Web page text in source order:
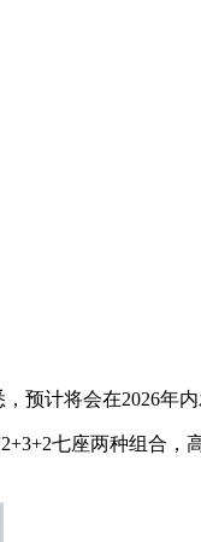
预计将会在2026年内
七座两种组合，